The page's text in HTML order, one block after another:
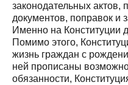
законодательных
документов, поправок и
Именно на Конституции
Помимо этого,
жизнь граждан с
ней прописаны
обязанности,